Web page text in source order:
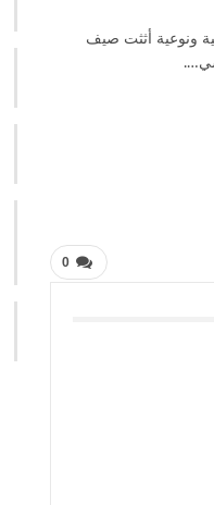
ونوعية أثثت صيف
0